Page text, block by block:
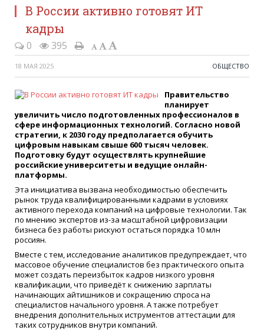
В России активно готовят ИТ
кадры
0 395
18 МАЯ 2025 ОБЩЕСТВО
Правительство
планирует
увеличить число подготовленных профессионалов в
сфере информационных технологий. Согласно новой
стратегии, к 2030 году предполагается обучить
цифровым навыкам свыше 600 тысяч человек.
Подготовку будут осуществлять крупнейшие
российские университеты и ведущие онлайн-
платформы.
Эта инициатива вызвана необходимостью обеспечить
рынок труда квалифицированными кадрами в условиях
активного перехода компаний на цифровые технологии. Так
по мнению экспертов из-за масштабной цифровизации
бизнеса без работы рискуют остаться порядка 10 млн
россиян.
Вместе с тем, исследование аналитиков предупреждает, что
массовое обучение специалистов без практического опыта
может создать переизбыток кадров низкого уровня
квалификации, что приведёт к снижению зарплаты
начинающих айтишников и сокращению спроса на
специалистов начального уровня. А также потребует
внедрения дополнительных иструментов аттестации для
таких сотрудников внутри компаний.